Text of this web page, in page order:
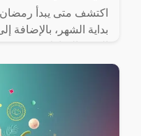
بداية الشهر، بالإضافة